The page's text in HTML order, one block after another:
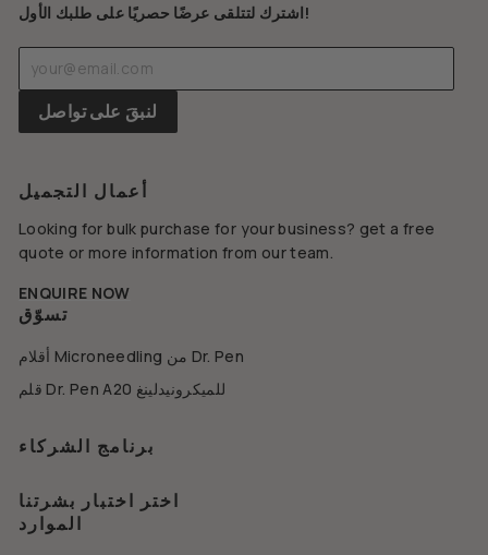
اشترك لتتلقى عرضًا حصريًا على طلبك الأول!
بريدك
الإلكتروني
لنبقَ على تواصل
أعمال التجميل
Looking for bulk purchase for your business? get a free
quote or more information from our team.
ENQUIRE NOW
تسوّق
أقلام Microneedling من Dr. Pen
قلم Dr. Pen A20 للميكرونيدلينغ
برنامج الشركاء
اختر اختبار بشرتنا
الموارد